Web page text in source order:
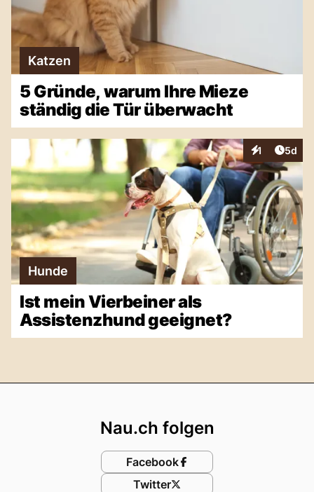
Katzen
5 Gründe, warum Ihre Mieze
ständig die Tür überwacht
1
Interaktionen
5d
Hunde
Ist mein Vierbeiner als
Assistenzhund geeignet?
Nau.ch folgen
Facebook
Twitter